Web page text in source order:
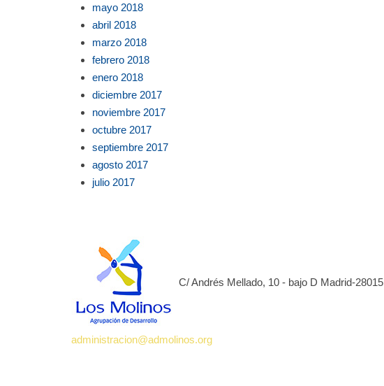
mayo 2018
abril 2018
marzo 2018
febrero 2018
enero 2018
diciembre 2017
noviembre 2017
octubre 2017
septiembre 2017
agosto 2017
julio 2017
C/ Andrés Mellado, 10 - bajo D Madrid-28015
administracion@admolinos.org